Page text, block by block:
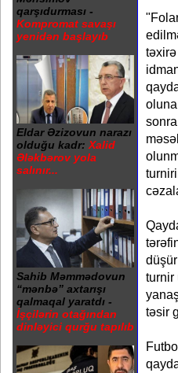
qarşıdurması -
Kompromat savaşı
yenidən başlayıb
Eldar Əzizovun narazı
olduğu kadr: Xalid
Ələkbərov yola
salınır...
Sahib Məmmədovun
“mənbə” axtarışı
qalmaqal yaratdı -
İşçilərin otağından
dinləyici qurğu tapılıb
təxirə
turnir
təsir